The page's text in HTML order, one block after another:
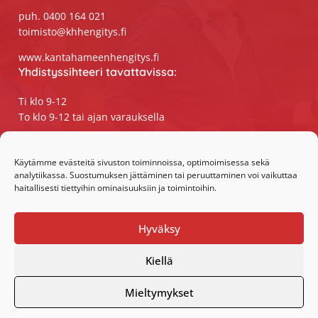
Käytämme evästeitä sivuston toiminnoissa, optimoimisessa sekä
analytiikassa. Suostumuksen jättäminen tai peruuttaminen voi vaikuttaa
haitallisesti tiettyihin ominaisuuksiin ja toimintoihin.
Hyväksy
Kiellä
Mieltymykset
puh. 0400 164 021
toimisto@khhengitys.fi
www.kantahameenhengitys.fi
Yhdistyssihteeri tavattavissa:
Ti klo 9-12
To klo 9-12 tai ajan varauksella
maanantaista perjantaihin klo 9-15
Instagram